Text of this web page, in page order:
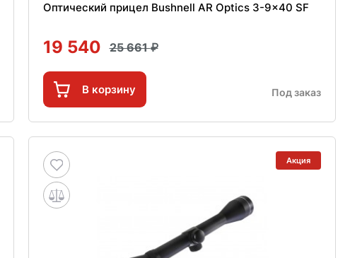
Оптический прицел Bushnell AR Optics 3-9x40 SF
19 540 25 661
В корзину Под заказ
Акция